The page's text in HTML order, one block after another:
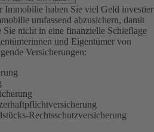
Immobilie haben Sie viel Geld
umfassend abzusichern, damit
Sie nicht in eine finanzielle Schieflage
und Eigentümer von
Versicherungen:
Rechtsschutzversicherung